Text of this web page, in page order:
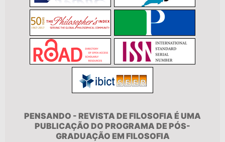
PENSANDO - REVISTA DE FILOSOFIA É UMA
PUBLICAÇÃO DO PROGRAMA DE PÓS-
GRADUAÇÃO EM FILOSOFIA